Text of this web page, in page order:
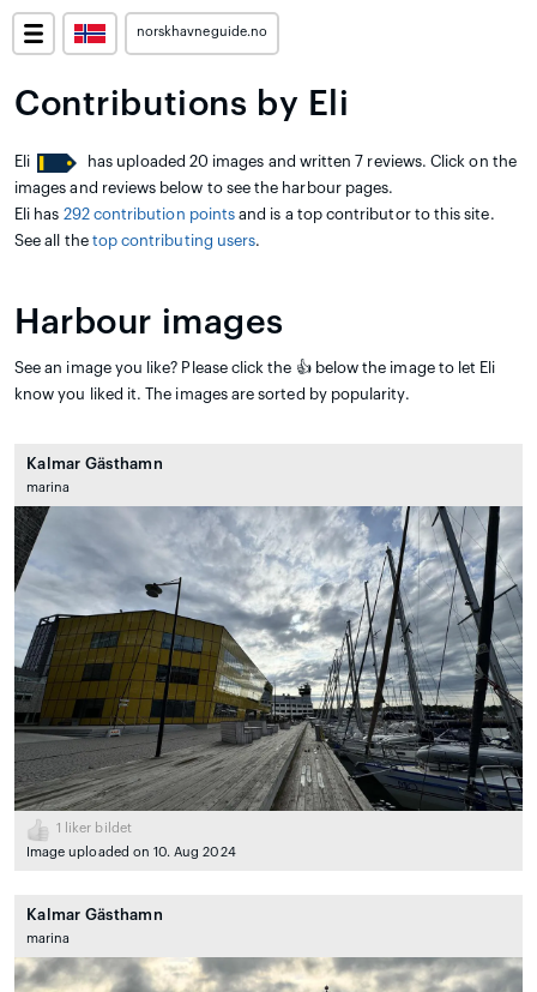
norskhavneguide.no
Contributions by Eli
Eli
has uploaded 20 images and written 7 reviews. Click on the
images and reviews below to see the harbour pages.
Eli has 292 contribution points and is a top contributor to this site.
See all the top contributing users.
Harbour images
See an image you like? Please click the 👍 below the image to let Eli
know you liked it. The images are sorted by popularity.
Kalmar Gästhamn
marina
1
liker bildet
Image uploaded on 10. Aug 2024
Kalmar Gästhamn
marina